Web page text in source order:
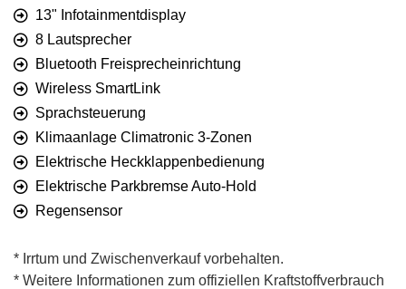
13" Infotainmentdisplay
8 Lautsprecher
Bluetooth Freisprecheinrichtung
Wireless SmartLink
Sprachsteuerung
Klimaanlage Climatronic 3-Zonen
Elektrische Heckklappenbedienung
Elektrische Parkbremse Auto-Hold
Regensensor
* Irrtum und Zwischenverkauf vorbehalten.
* Weitere Informationen zum offiziellen Kraftstoffverbrauch